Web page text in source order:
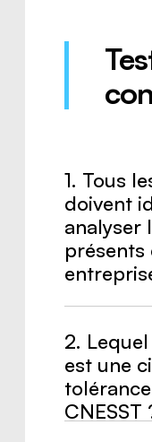
1. Tous
doivent
analyser
présents
2.
est une
CNESST